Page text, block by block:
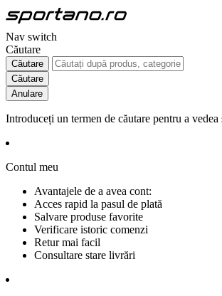
Nav switch
Căutare
Căutare
Căutare
Anulare
Introduceți un termen de căutare pentru a vedea
Contul meu
Avantajele de a avea cont:
Acces rapid la pasul de plată
Salvare produse favorite
Verificare istoric comenzi
Retur mai facil
Consultare stare livrări